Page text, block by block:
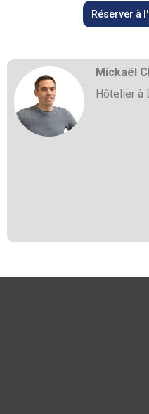
Réserver à
Mickaël
Hôtelier à